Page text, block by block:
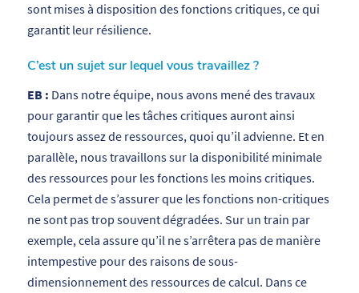
sont mises à disposition des fonctions critiques, ce qui
garantit leur résilience.
C’est un sujet sur lequel vous travaillez ?
EB : Dans notre équipe, nous avons mené des travaux
pour garantir que les tâches critiques auront ainsi
toujours assez de ressources, quoi qu’il advienne. Et en
parallèle, nous travaillons sur la disponibilité minimale
des ressources pour les fonctions les moins critiques.
Cela permet de s’assurer que les fonctions non-critiques
ne sont pas trop souvent dégradées. Sur un train par
exemple, cela assure qu’il ne s’arrêtera pas de manière
intempestive pour des raisons de sous-
dimensionnement des ressources de calcul. Dans ce